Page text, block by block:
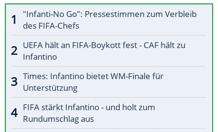
"Infanti-No Go": Pressestimmen zum Verbleib
des FIFA-Chefs
UEFA hält an FIFA-Boykott fest - CAF hält zu
Infantino
Times: Infantino bietet WM-Finale für
Unterstützung
FIFA stärkt Infantino - und holt zum
Rundumschlag aus